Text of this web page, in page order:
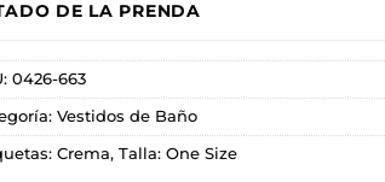
DE LA PRENDA
0426-663
Vestidos de Baño
Crema, Talla: One Size